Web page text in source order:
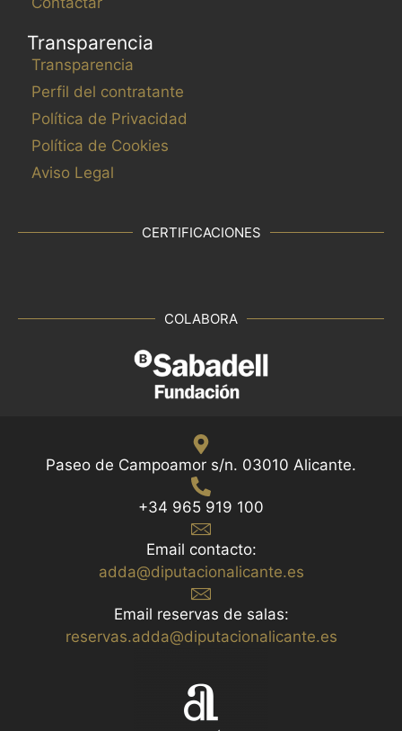
Transparencia
Transparencia
Perfil del contratante
Política de Privacidad
Política de Cookies
Aviso Legal
CERTIFICACIONES
COLABORA
Paseo de Campoamor s/n. 03010 Alicante.
+34 965 919 100
Email contacto:
adda@diputacionalicante.es
Email reservas de salas:
reservas.adda@diputacionalicante.es